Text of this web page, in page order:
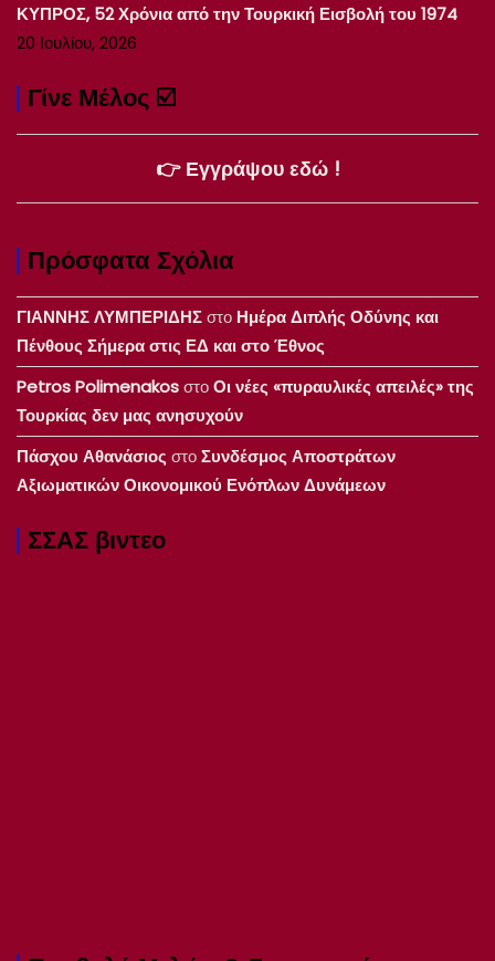
ΚΥΠΡΟΣ, 52 Χρόνια από την Τουρκική Εισβολή του 1974
20 Ιουλίου, 2026
Γίνε Μέλος ☑️
👉 Εγγράψου εδώ !
Πρόσφατα Σχόλια
ΓΙΑΝΝΗΣ ΛΥΜΠΕΡΙΔΗΣστο Ημέρα Διπλής Οδύνης και
Πένθους Σήμερα στις ΕΔ και στο Έθνος
Petros PolimenakosστοΟι νέες «πυραυλικές απειλές» της
Τουρκίας δεν μας ανησυχούν
Πάσχου Αθανάσιος στοΣυνδέσμος Αποστράτων
Αξιωματικών Οικονομικού Ενόπλων Δυνάμεων
ΣΣΑΣ βιντεο